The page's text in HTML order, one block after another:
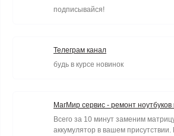
подписывайся!
Телеграм канал
будь в курсе новинок
МагМир сервис - ремонт
Всего за 10 минут заменим
аккумулятор в вашем